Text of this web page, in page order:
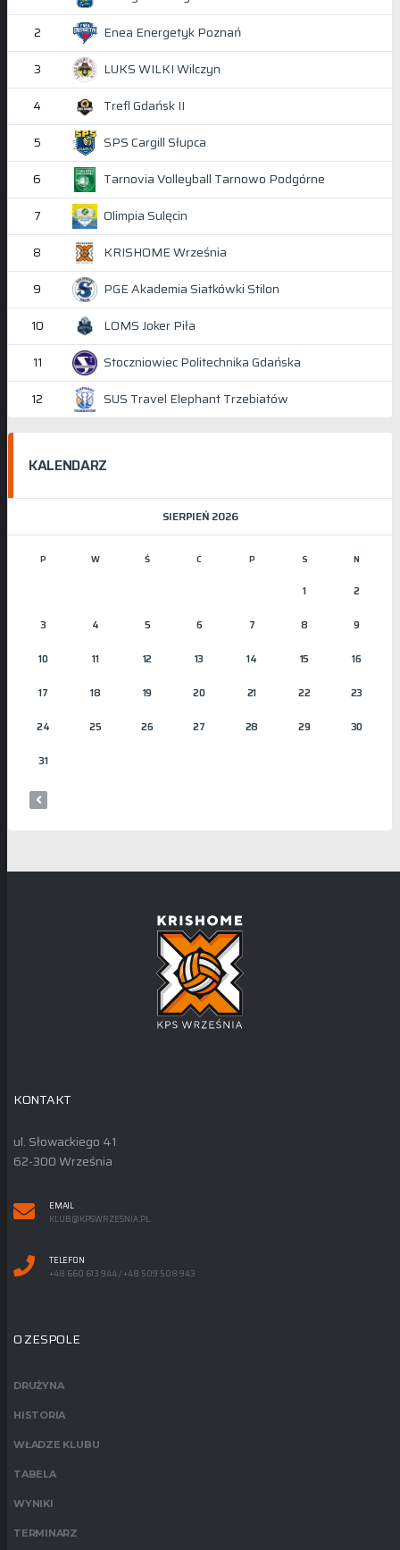
2 Enea Energetyk Poznań
3 LUKS WILKI Wilczyn
4 Trefl Gdańsk II
5 SPS Cargill Słupca
6 Tarnovia Volleyball Tarnowo Podgórne
7 Olimpia Sulęcin
8 KRISHOME Września
9 PGE Akademia Siatkówki Stilon
10 LOMS Joker Piła
11 Stoczniowiec Politechnika Gdańska
12 SUS Travel Elephant Trzebiatów
KALENDARZ
SIERPIEŃ 2026
P W Ś C P S N
1 2
3 4 5 6 7 8 9
10 11 12 13 14 15 16
17 18 19 20 21 22 23
24 25 26 27 28 29 30
31
KONTAKT
ul. Słowackiego 41
62-300 Września
EMAIL
KLUB@KPSWRZESNIA.PL
TELEFON
+48 660 613 944 / +48 509 508 943
O ZESPOLE
DRUŻYNA
HISTORIA
WŁADZE KLUBU
TABELA
WYNIKI
TERMINARZ